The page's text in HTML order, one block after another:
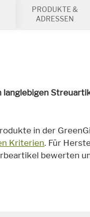
PRODUKTE &
ADRESSEN
in der
Kriterien. Für
bewerten